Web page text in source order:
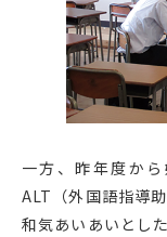
一方、昨年度か
ALT（外国語指導
和気あいあいとし